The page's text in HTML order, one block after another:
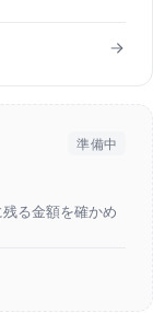
準備中
る金額を確かめ